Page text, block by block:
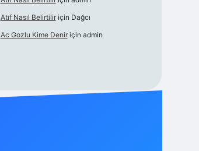
Atıf Nasıl Belirtiliriçin Dağcı
Ac Gozlu Kime Deniriçin admin